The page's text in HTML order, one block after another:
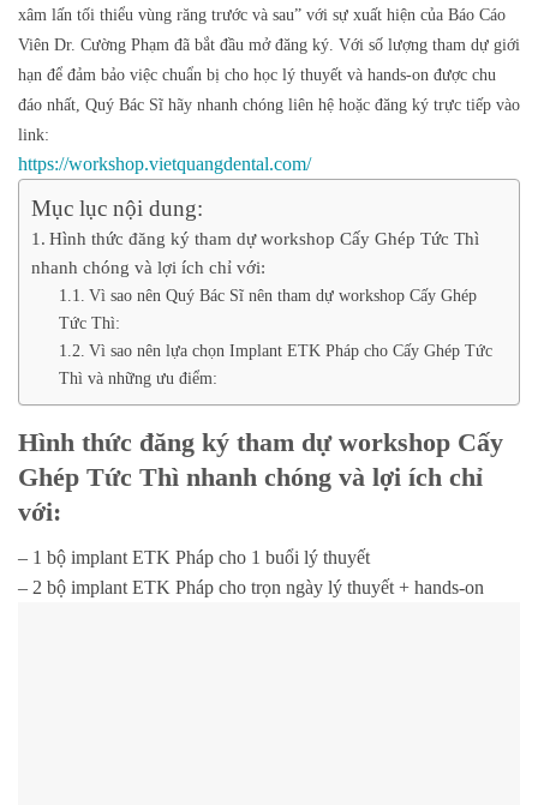
xâm lấn tối thiểu vùng răng trước và sau” với sự xuất hiện của Báo Cáo
Viên Dr. Cường Phạm đã bắt đầu mở đăng ký. Với số lượng tham dự giới
hạn để đảm bảo việc chuẩn bị cho học lý thuyết và hands-on được chu
đáo nhất, Quý Bác Sĩ hãy nhanh chóng liên hệ hoặc đăng ký trực tiếp vào
link:
https://workshop.vietquangdental.com/
Mục lục nội dung:
Hình thức đăng ký tham dự workshop Cấy Ghép Tức Thì
nhanh chóng và lợi ích chỉ với:
Vì sao nên Quý Bác Sĩ nên tham dự workshop Cấy Ghép
Tức Thì:
Vì sao nên lựa chọn Implant ETK Pháp cho Cấy Ghép Tức
Thì và những ưu điểm:
Hình thức đăng ký tham dự workshop Cấy
Ghép Tức Thì nhanh chóng và lợi ích chỉ
với:
– 1 bộ implant ETK Pháp cho 1 buổi lý thuyết
– 2 bộ implant ETK Pháp cho trọn ngày lý thuyết + hands-on